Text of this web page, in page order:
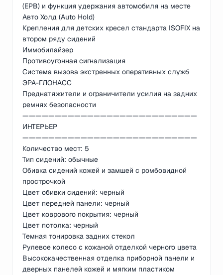
(EPB) и функция удержания автомобиля на месте
Авто Холд (Auto Hold)
Крепления для детских кресел стандарта ISOFIX на
втором ряду сидений
Иммобилайзер
Противоугонная сигнализация
Система вызова экстренных оперативных служб
ЭРА-ГЛОНАСС
Преднатяжители и ограничители усилия на задних
ремнях безопасности
———————————————————————————
ИНТЕРЬЕР
———————————————————————————
Количество мест: 5
Тип сидений: обычные
Обивка сидений кожей и замшей с ромбовидной
прострочкой
Цвет обивки сидений: черный
Цвет передней панели: черный
Цвет коврового покрытия: черный
Цвет потолка: черный
Темная тонировка задних стекол
Рулевое колесо с кожаной отделкой черного цвета
Высококачественная отделка приборной панели и
дверных панелей кожей и мягким пластиком